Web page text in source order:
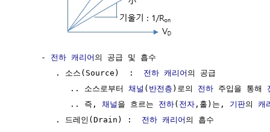
     -
전하 캐리어 의 공급 및 흡수
        . 소스(Source)  :
전하 캐리어 의 공급
           .. 소스로부터
채널 ( 반전층 )로의 전하 주입을 통해
           .. 즉,
채널 을 흐르는 전하( 전자 ,홀)는, 기판의 캐
        . 드레인(Drain) :
전하 캐리어 의 흡수